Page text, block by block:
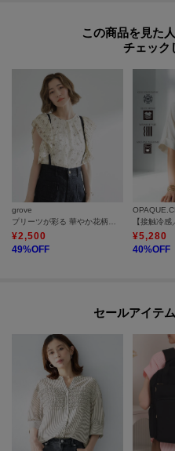
▽気になる商品はハートマークをクリ
・再入荷やセールの通知をお知らせ
・お気に入り一覧からいつでもチェック
▽ブランドのお気に入り登録も！
・新商品やお得な情報をいち早くお知
----------------------------------------
この商品を見た
チェック
grove
¥2,500
49%OFF
¥5,280
40%OFF
セールアイテ